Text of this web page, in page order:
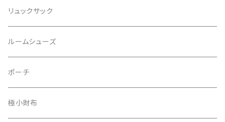
リュックサック
ルームシューズ
ポーチ
極小財布